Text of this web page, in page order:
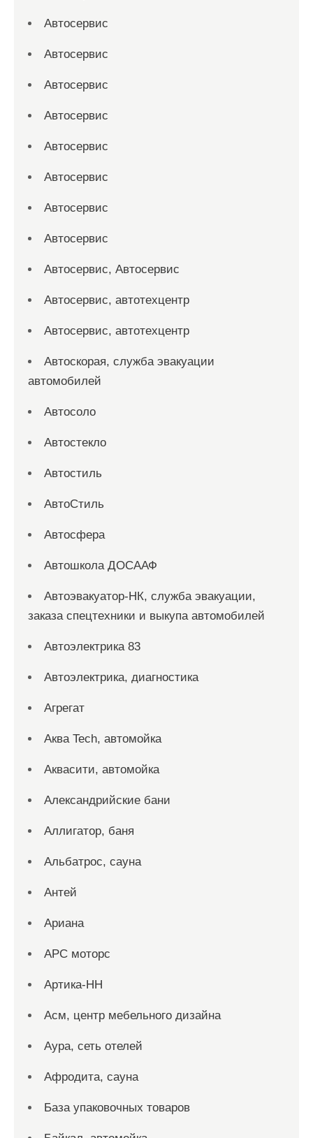
Автосервис
Автосервис
Автосервис
Автосервис
Автосервис
Автосервис
Автосервис
Автосервис
Автосервис, Автосервис
Автосервис, автотехцентр
Автосервис, автотехцентр
Автоскорая, служба эвакуации
автомобилей
Автосоло
Автостекло
Автостиль
АвтоСтиль
Автосфера
Автошкола ДОСААФ
Автоэвакуатор-НК, служба эвакуации,
заказа спецтехники и выкупа автомобилей
Автоэлектрика 83
Автоэлектрика, диагностика
Агрегат
Аква Tech, автомойка
Аквасити, автомойка
Александрийские бани
Аллигатор, баня
Альбатрос, сауна
Антей
Ариана
АРС моторс
Артика-НН
Асм, центр мебельного дизайна
Аура, сеть отелей
Афродита, сауна
База упаковочных товаров